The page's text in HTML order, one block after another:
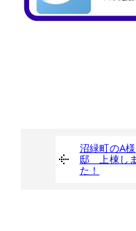
沼緑町のA様
邸 上棟し
た！